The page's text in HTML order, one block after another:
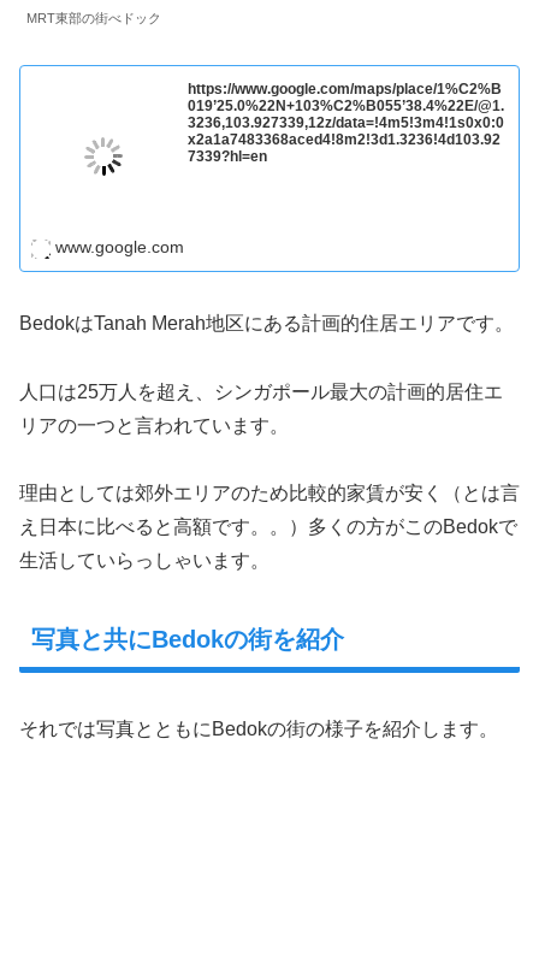
MRT東部の街べドック
https://www.google.com/maps/place/1%C2%B
019’25.0%22N+103%C2%B055’38.4%22E/@1.
3236,103.927339,12z/data=!4m5!3m4!1s0x0:0
x2a1a7483368aced4!8m2!3d1.3236!4d103.92
7339?hl=en
www.google.com
BedokはTanah Merah地区にある計画的住居エリアです。
人口は25万人を超え、シンガポール最大の計画的居住エ
リアの一つと言われています。
理由としては郊外エリアのため比較的家賃が安く（とは言
え日本に比べると高額です。。）多くの方がこのBedokで
生活していらっしゃいます。
写真と共にBedokの街を紹介
それでは写真とともにBedokの街の様子を紹介します。